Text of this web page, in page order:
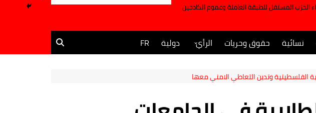
الحزب المستقل للطبقة العاملة وعموم الكادحين
نسائية حقوق وحريات الرأي دولية FR
الفلسطينية وتدين التعاطي الامني معها